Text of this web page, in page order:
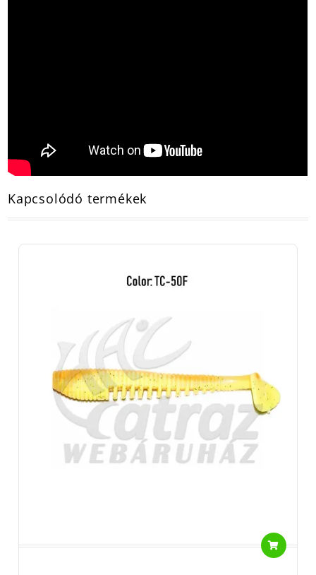
Kapcsolódó termékek